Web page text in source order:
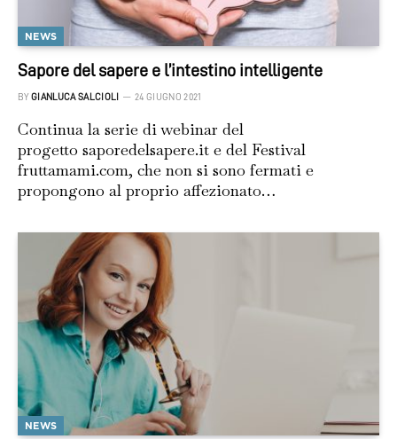
NEWS
Sapore del sapere e l’intestino intelligente
BY GIANLUCA SALCIOLI 24 GIUGNO 2021
Continua la serie di webinar del
progetto saporedelsapere.it e del Festival
fruttamami.com, che non si sono fermati e
propongono al proprio affezionato…
NEWS